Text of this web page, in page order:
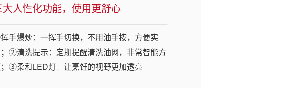
大人性化功能，使用更舒心
手爆炒：一挥手切换，不用油手按，方便实
②清洗提示：定期提醒清洗油网，非常智能方
③柔和LED灯：让烹饪的视野更加透亮